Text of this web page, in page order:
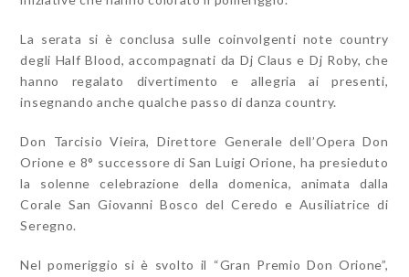
La serata si è conclusa sulle coinvolgenti note country
degli Half Blood, accompagnati da Dj Claus e Dj Roby, che
hanno regalato divertimento e allegria ai presenti,
insegnando anche qualche passo di danza country.
Don Tarcisio Vieira, Direttore Generale dell’Opera Don
Orione e 8° successore di San Luigi Orione, ha presieduto
la solenne celebrazione della domenica, animata dalla
Corale San Giovanni Bosco del Ceredo e Ausiliatrice di
Seregno.
Nel pomeriggio si è svolto il “Gran Premio Don Orione”,